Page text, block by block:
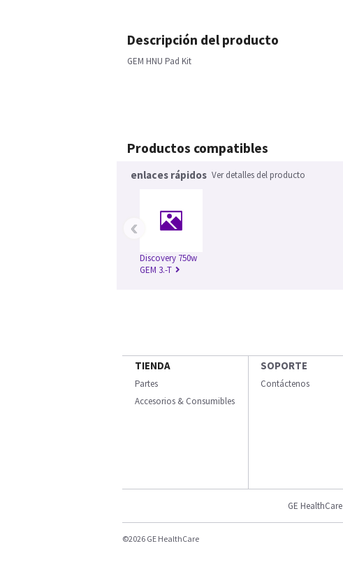
Descripción del producto
GEM HNU Pad Kit
Productos compatibles
enlaces rápidos Ver detalles del producto
Discovery 750w
GEM 3.-T
‹
TIENDA
Partes
Accesorios & Consumibles
SOPORTE
Contáctenos
GE HealthCare
©2026 GE HealthCare